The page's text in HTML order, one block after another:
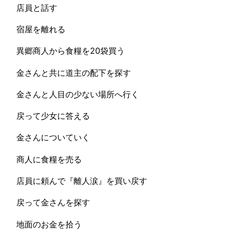
店員と話す
宿屋を離れる
異郷商人から食糧を20袋買う
金さんと共に道主の配下を探す
金さんと人目の少ない場所へ行く
戻って少女に答える
金さんについていく
商人に食糧を売る
店員に頼んで『離人涙』を買い戻す
戻って金さんを探す
地面のお金を拾う